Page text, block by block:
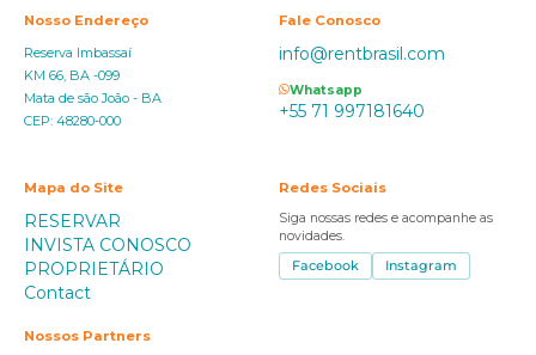
Nosso Endereço
Reserva Imbassaí
KM 66, BA -099
Mata de são João - BA
CEP: 48280-000
Fale Conosco
info@rentbrasil.com
Whatsapp
+55 71 997181640
Mapa do Site
RESERVAR
INVISTA CONOSCO
PROPRIETÁRIO
Contact
Redes Sociais
Siga nossas redes e acompanhe as
novidades.
Facebook
Instagram
Nossos Partners